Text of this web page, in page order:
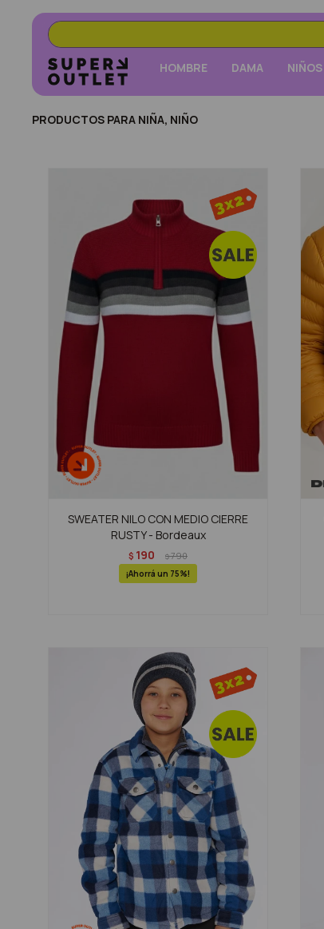
HOMBRE DAMA NIÑOS
PRODUCTOS PARA NIÑA, NIÑO
SWEATER NILO CON MEDIO CIERRE
RUSTY - Bordeaux
$ 190 $790
75